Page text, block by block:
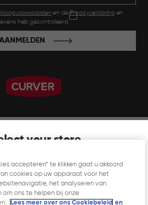
your store
would you like to shop?
en dePrivacyverklaring en
heb gecontroleerd.
accepteren” te klikken gaat u akkoord
cookies op uw apparaat voor het
het analyseren van
om ons te helpen bij onze
Lees meer over ons Cookiebeleid en